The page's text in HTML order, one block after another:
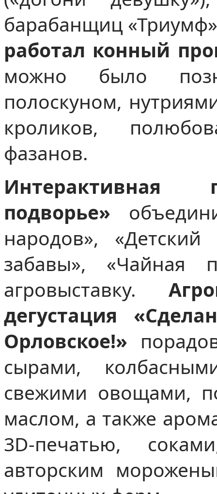
барабанщиц
работал конный
можно было
полоскуном,
кроликов,
фазанов.
Интерактивная
подворье»
народов»,
забавы», «Чайная
агровыставку.
дегустация
Орловское!»
сырами,
свежими овощами,
маслом, а также
3D-печатью,
авторским